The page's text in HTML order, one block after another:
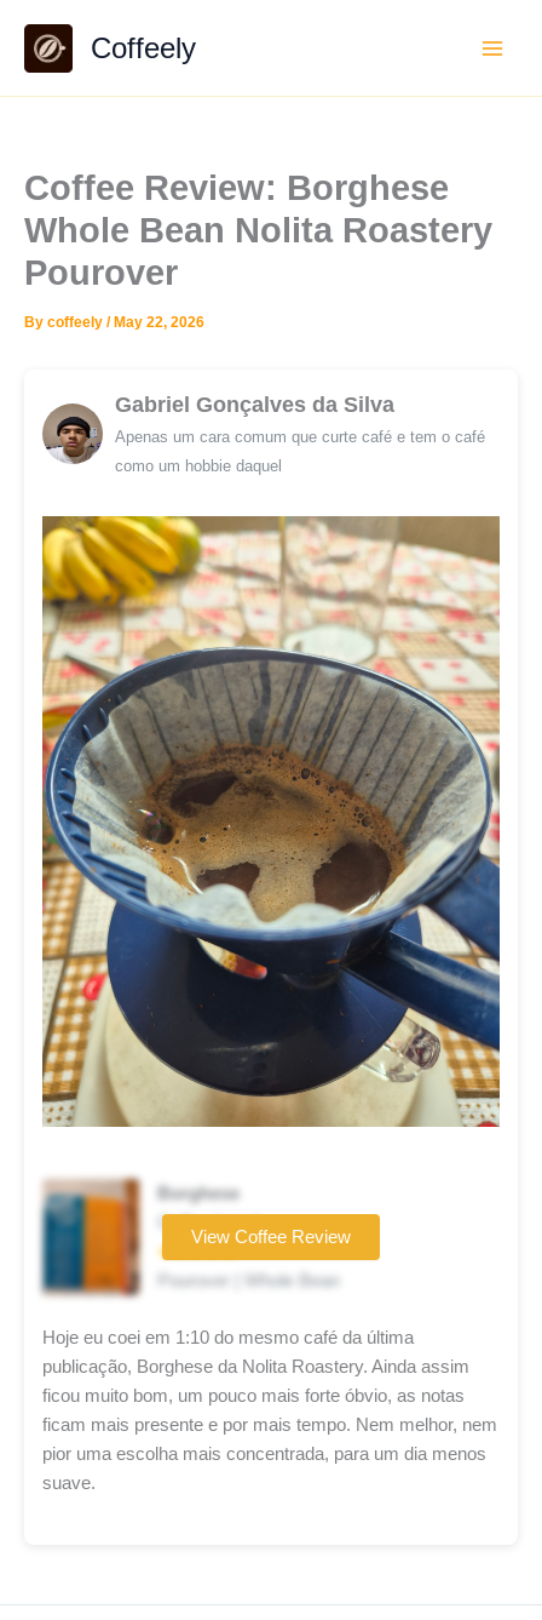
content
Coffeely
Coffee Review: Borghese
Whole Bean Nolita Roastery
Pourover
By coffeely / May 22, 2026
Gabriel Gonçalves da Silva
Apenas um cara comum que curte café e tem o café
como um hobbie daquel
Borghese
Coffee brand
★★★★★
Pourover | Whole Bean
View Coffee Review
Hoje eu coei em 1:10 do mesmo café da última
publicação, Borghese da Nolita Roastery. Ainda assim
ficou muito bom, um pouco mais forte óbvio, as notas
ficam mais presente e por mais tempo. Nem melhor, nem
pior uma escolha mais concentrada, para um dia menos
suave.